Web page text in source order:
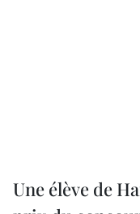
Une élève de